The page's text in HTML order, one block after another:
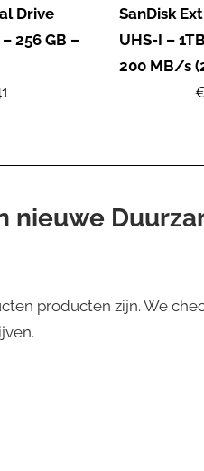
Drive
256 GB –
SanDisk
UHS-I –
200 MB/s
nieuwe
producten zijn. We